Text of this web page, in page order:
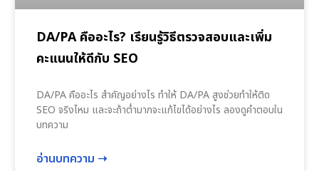
DA/PA คืออะไร? เรียนรู้วิธีตรวจสอบและเพิ่ม
คะแนนให้ดีกับ SEO
DA/PA คืออะไร สำคัญอย่างไร ทำให้ DA/PA สูงช่วยทำให้ติด
SEO จริงไหม และจะถ้าต่ำมากจะแก้ไขได้อย่างไร ลองดูคำตอบใน
บทความ
อ่านบทความ ➝